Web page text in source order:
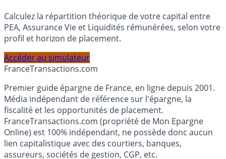
Simulateur d'Allocation
Calculez la répartition théorique de votre capital entre
profil et horizon de placement.
FranceTransactions.com
Premier guide épargne de France, en ligne depuis 2001.
Média indépendant de référence sur l'épargne, la
fiscalité et les opportunités de placement.
FranceTransactions.com (propriété de Mon Epargne
Online) est 100% indépendant, ne possède donc aucun